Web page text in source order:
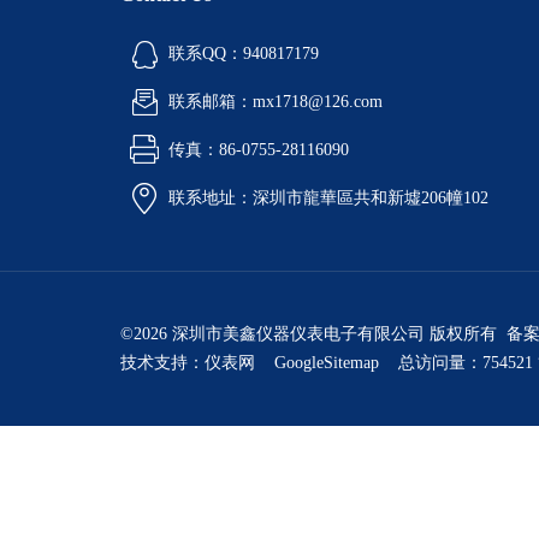
联系QQ：940817179
联系邮箱：mx1718@126.com
传真：86-0755-28116090
联系地址：深圳市龍華區共和新墟206幢102
©2026 深圳市美鑫仪器仪表电子有限公司 版权所有 备
技术支持： 仪表网 GoogleSitemap 总访问量：754521